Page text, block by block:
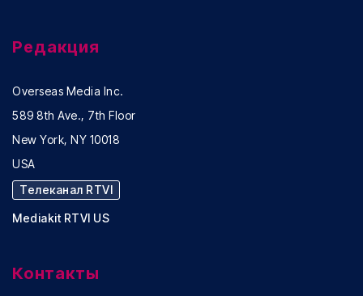
Редакция
Overseas Media Inc.
589 8th Ave., 7th Floor
New York, NY 10018
USA
Телеканал RTVI
Mediakit RTVI US
Контакты